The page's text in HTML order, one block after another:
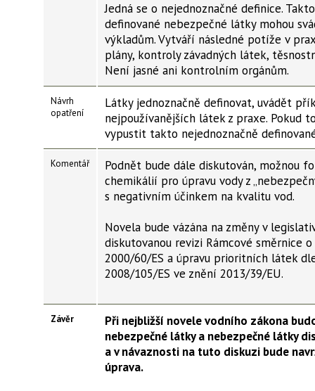
Jedná se o nejednoznačné definice.
definované nebezpečné látky mohou
výkladům. Vytváří následné potíže v
plány, kontroly závadných látek,
Není jasné ani kontrolním orgánům.
Návrh
opatření
Látky jednoznačně definovat, uvádět
nejpoužívanějších látek z praxe. Pokud
vypustit takto nejednoznačně
Komentář
Podnět bude dále diskutován, možnou
chemikálií pro úpravu vody z
s negativním účinkem na kvalitu vod.
Novela bude vázána na změny v
diskutovanou revizi Rámcové směrnice
2000/60/ES a úpravu prioritních látek
2008/105/ES ve znění 2013/39/EU.
Závěr
Při nejbližší novele vodního zákona
nebezpečné látky a nebezpečné látky
a v návaznosti na tuto diskuzi bude
úprava.